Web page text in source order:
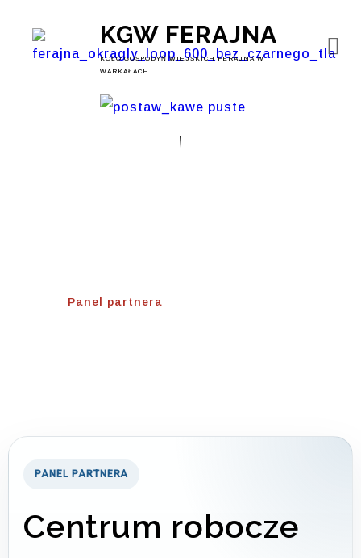
KGW FERAJNA
KOŁO GOSPODYŃ WIEJSKICH FERAJNA W
WARKAŁACH
Panel partnera
PANEL PARTNERA
Centrum robocze